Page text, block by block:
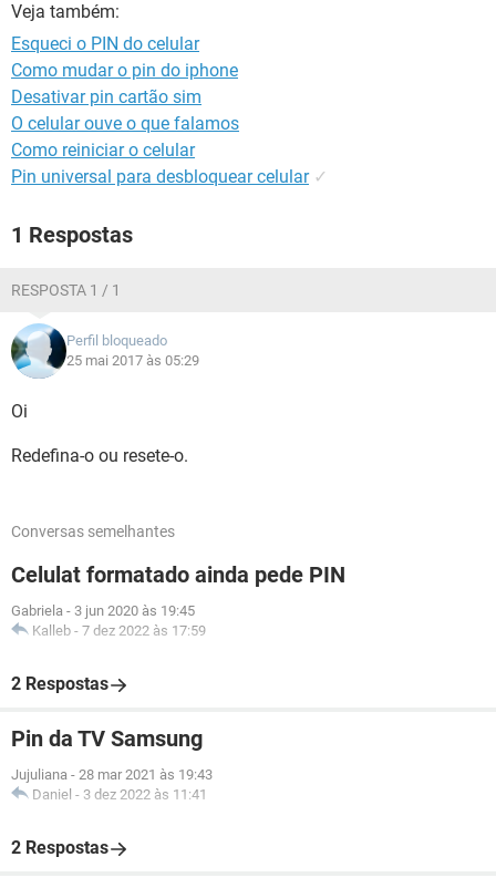
GUIA DE COMPRAS
Veja também:
Esqueci o PIN do celular
Como mudar o pin do iphone
Desativar pin cartão sim
O celular ouve o que falamos
Como reiniciar o celular
Pin universal para desbloquear celular ✓
1 Respostas
RESPOSTA 1 / 1
Perfil bloqueado
25 mai 2017 às 05:29
Oi
Redefina-o ou resete-o.
Conversas semelhantes
Celulat formatado ainda pede PIN
Gabriela - 3 jun 2020 às 19:45
Kalleb - 7 dez 2022 às 17:59
2 Respostas
Pin da TV Samsung
Jujuliana - 28 mar 2021 às 19:43
Daniel - 3 dez 2022 às 11:41
2 Respostas